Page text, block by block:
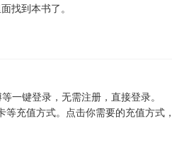
找到本书了。
一键登录，无需注册，直接登录。
充值方式。点击你需要的充值方